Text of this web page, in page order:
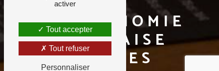
GASTRONOMIE
FRANÇAISE
EYSINES
activer
Tout accepter
Tout refuser
Personnaliser